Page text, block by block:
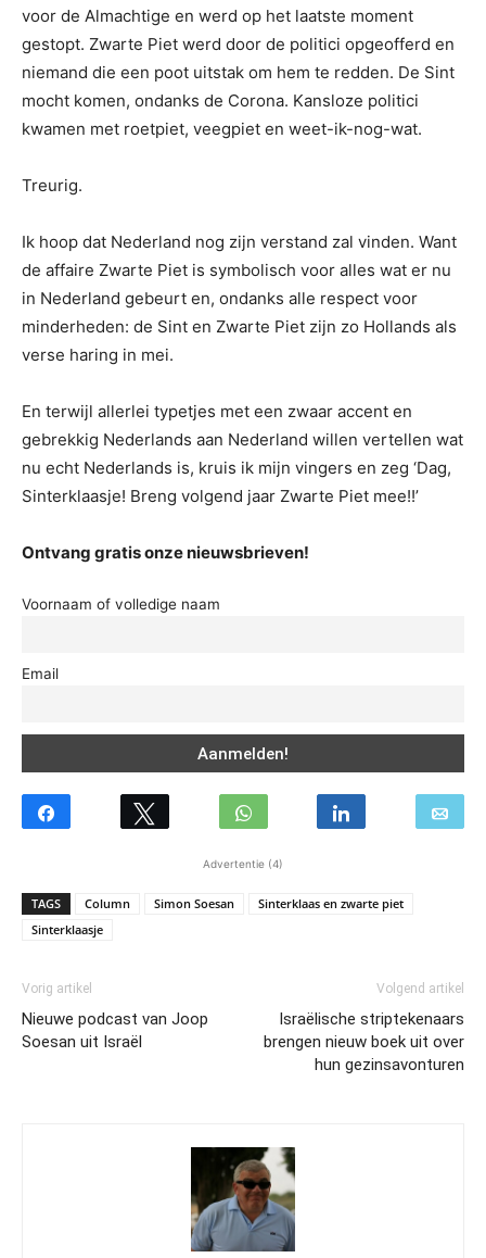
voor de Almachtige en werd op het laatste moment
gestopt. Zwarte Piet werd door de politici opgeofferd en
niemand die een poot uitstak om hem te redden. De Sint
mocht komen, ondanks de Corona. Kansloze politici
kwamen met roetpiet, veegpiet en weet-ik-nog-wat.
Treurig.
Ik hoop dat Nederland nog zijn verstand zal vinden. Want
de affaire Zwarte Piet is symbolisch voor alles wat er nu
in Nederland gebeurt en, ondanks alle respect voor
minderheden: de Sint en Zwarte Piet zijn zo Hollands als
verse haring in mei.
En terwijl allerlei typetjes met een zwaar accent en
gebrekkig Nederlands aan Nederland willen vertellen wat
nu echt Nederlands is, kruis ik mijn vingers en zeg ‘Dag,
Sinterklaasje! Breng volgend jaar Zwarte Piet mee!!’
Ontvang gratis onze nieuwsbrieven!
Voornaam of volledige naam
Email
Advertentie (4)
TAGS Column Simon Soesan
Sinterklaas en zwarte piet
Sinterklaasje
Vorig artikel
Nieuwe podcast van Joop
Soesan uit Israël
Volgend artikel
Israëlische striptekenaars
brengen nieuw boek uit over
hun gezinsavonturen